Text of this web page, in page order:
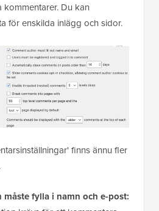
kommentarer. Du kan
för enskilda inlägg och sidor.
finns ännu fler
måste fylla i namn och e-post: